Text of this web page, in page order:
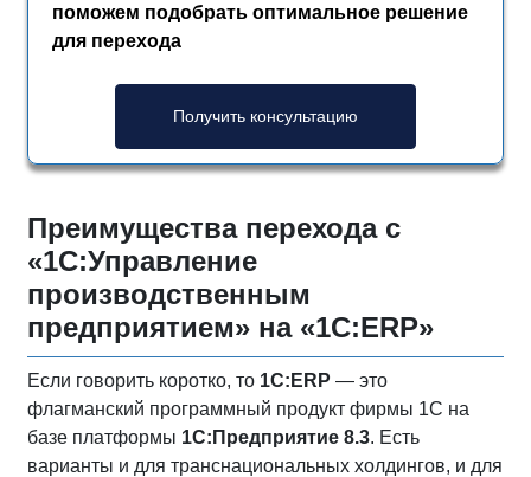
поможем подобрать оптимальное решение
для перехода
Получить консультацию
Преимущества перехода с
«1С:Управление
производственным
предприятием» на «1С:ERP»
Если говорить коротко, то 1С:ERP — это
флагманский программный продукт фирмы 1С на
базе платформы 1С:Предприятие 8.3. Есть
варианты и для транснациональных холдингов, и для